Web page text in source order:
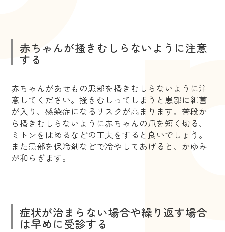
赤ちゃんが掻きむしらないように注意
する
赤ちゃんがあせもの患部を掻きむしらないように注
意してください。掻きむしってしまうと患部に細菌
が入り、感染症になるリスクが高まります。普段か
ら掻きむしらないように赤ちゃんの爪を短く切る、
ミトンをはめるなどの工夫をすると良いでしょう。
また患部を保冷剤などで冷やしてあげると、かゆみ
が和らぎます。
症状が治まらない場合や繰り返す場合
は早めに受診する